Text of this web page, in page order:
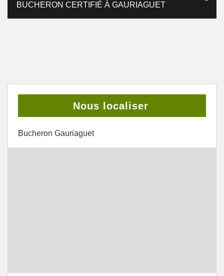
BUCHERON CERTIFIÉ À GAURIAGUET
Nous localiser
Bucheron Gauriaguet